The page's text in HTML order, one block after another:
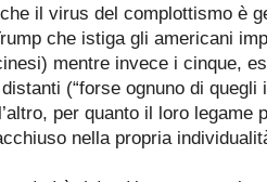
il virus del complottismo è
che istiga gli americani
mentre invece i cinque,
(“forse ognuno di quegli
per quanto il loro legame
nella propria